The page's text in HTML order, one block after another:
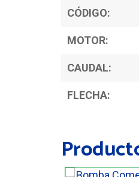
CÓDIGO:
MOTOR:
CAUDAL:
FLECHA: